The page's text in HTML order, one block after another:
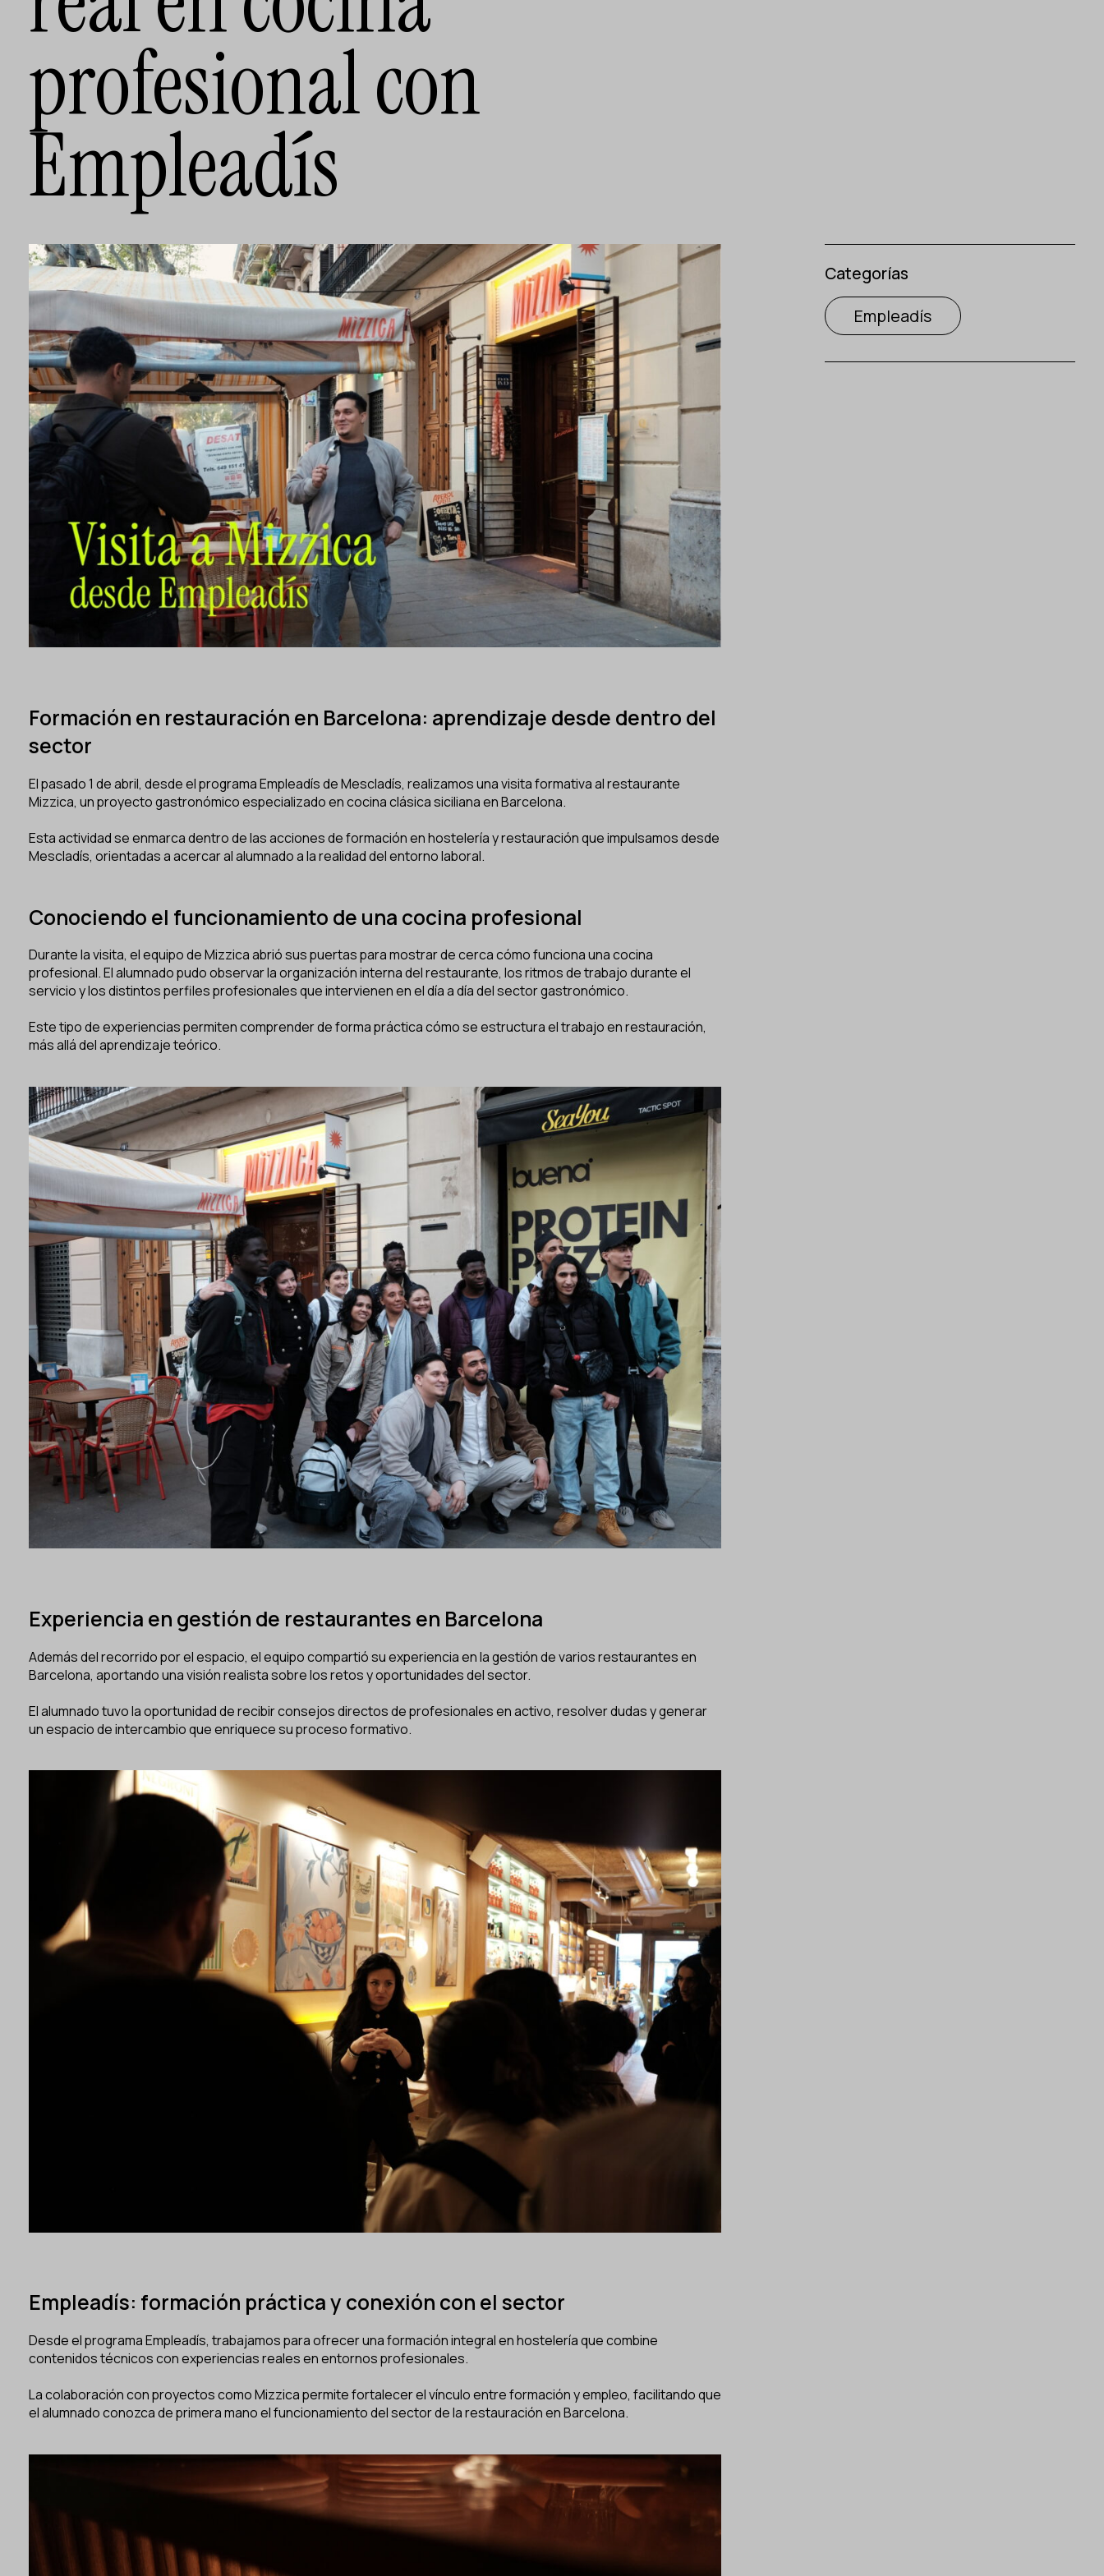
profesional con
Empleadís
Formación en restauración en Barcelona: aprendizaje desde dentro del
sector
El pasado 1 de abril, desde el programa Empleadís de Mescladís, realizamos una visita formativa al restaurante
Mizzica, un proyecto gastronómico especializado en cocina clásica siciliana en Barcelona.
Esta actividad se enmarca dentro de las acciones de formación en hostelería y restauración que impulsamos desde
Mescladís, orientadas a acercar al alumnado a la realidad del entorno laboral.
Conociendo el funcionamiento de una cocina profesional
Durante la visita, el equipo de Mizzica abrió sus puertas para mostrar de cerca cómo funciona una cocina
profesional. El alumnado pudo observar la organización interna del restaurante, los ritmos de trabajo durante el
servicio y los distintos perfiles profesionales que intervienen en el día a día del sector gastronómico.
Este tipo de experiencias permiten comprender de forma práctica cómo se estructura el trabajo en restauración,
más allá del aprendizaje teórico.
Experiencia en gestión de restaurantes en Barcelona
Además del recorrido por el espacio, el equipo compartió su experiencia en la gestión de varios restaurantes en
Barcelona, aportando una visión realista sobre los retos y oportunidades del sector.
El alumnado tuvo la oportunidad de recibir consejos directos de profesionales en activo, resolver dudas y generar
un espacio de intercambio que enriquece su proceso formativo.
Empleadís: formación práctica y conexión con el sector
Desde el programa Empleadís, trabajamos para ofrecer una formación integral en hostelería que combine
contenidos técnicos con experiencias reales en entornos profesionales.
La colaboración con proyectos como Mizzica permite fortalecer el vínculo entre formación y empleo, facilitando que
el alumnado conozca de primera mano el funcionamiento del sector de la restauración en Barcelona.
Categorías
Empleadís